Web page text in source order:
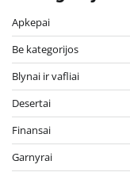
Apkepai
Be kategorijos
Blynai ir vafliai
Desertai
Finansai
Garnyrai